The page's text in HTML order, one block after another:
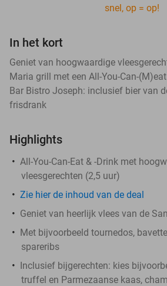
snel, op = op!
In het kort
Geniet van hoogwaardige
Maria grill met een All-You-Can-
Bar Bistro Joseph: inclusief bier van
frisdrank
Highlights
All-You-Can-Eat & -Drink met
vleesgerechten (2,5 uur)
Zie hier de inhoud van de deal
Geniet van heerlijk vlees van de
Met bijvoorbeeld tournedos,
spareribs
Inclusief bijgerechten: kies
truffel en Parmezaanse kaas,